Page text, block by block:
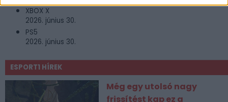
XBOX X
2026. június 30.
PS5
2026. június 30.
ESPORT1 HÍREK
Még egy utolsó nagy
frissítést kap ez a